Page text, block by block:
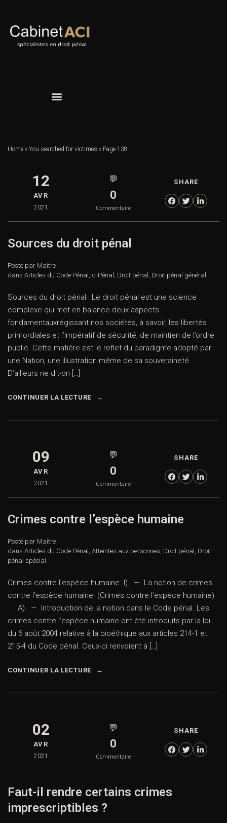
Home » You searched for victimes » Page 138
12
AVR
2021
💬
0
Commentaire
SHARE
Sources du droit pénal
Posté par Maître
dans Articles du Code Pénal , d-Pénal , Droit pénal , Droit pénal général
Sources du droit pénal : Le droit pénal est une science
complexe qui met en balance deux aspects
fondamentauxrégissant nos sociétés, à savoir, les libertés
primordiales et l’impératif de sécurité, de maintien de l’ordre
public. Cette matière est le reflet du paradigme adopté par
une Nation, une illustration même de sa souveraineté.
D’ailleurs ne dit-on […]
CONTINUER LA LECTURE
09
AVR
2021
💬
0
Commentaire
SHARE
Crimes contre l’espèce humaine
Posté par Maître
dans Articles du Code Pénal , Atteintes aux personnes, Droit pénal , Droit
pénal spécial
Crimes contre l’espèce humaine. I). — La notion de crimes
contre l’espèce humaine. (Crimes contre l’espèce humaine)
A). — Introduction de la notion dans le Code pénal. Les
crimes contre l’espèce humaine ont été introduits par la loi
du 6 août 2004 relative à la bioéthique aux articles 214-1 et
215-4 du Code pénal. Ceux-ci renvoient à […]
CONTINUER LA LECTURE
02
AVR
2021
💬
0
Commentaire
SHARE
Faut-il rendre certains crimes
imprescriptibles ?